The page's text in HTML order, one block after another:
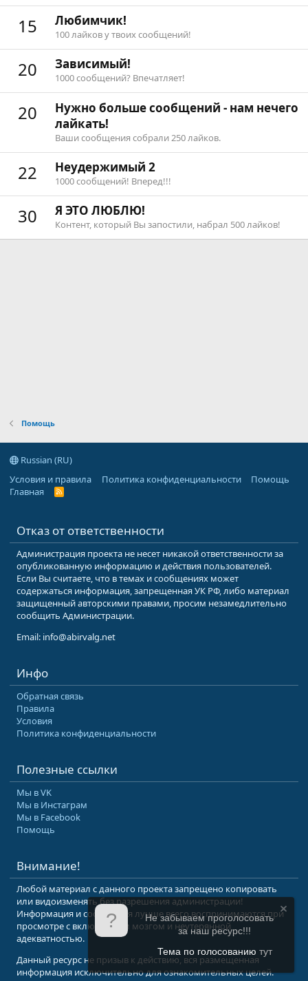
15 Любимчик!
100 лайков у твоих сообщений!
20 Зависимый!
1000 сообщений? Впечатляет!
20
Нужно больше сообщений - нам нечего
лайкать!
Ваши сообщения собрали 250 лайков.
22 Неудержимый 2
1000 сообщений! Вперед!!!
30 Я ЭТО ЛЮБЛЮ!
Контент, который Вы запостили, набрал 500 лайков!
Помощь
Russian (RU)
Условия и правила
Политика конфиденциальности
Помощь
Главная
R
Отказ от ответственности
Администрация проекта не несет никакой ответственности за
опубликованную информацию и действия пользователей.
Если Вы считаете, что в темах и сообщениях может
содержаться информация, запрещенная УК РФ, либо материал
защищенный авторскими правами, просим незамедлительно
сообщить Администрации.
Email: info@abirvalg.net
Инфо
Обратная связь
Правила
Условия
Политика конфиденциальности
Полезные ссылки
Мы в VK
Мы в Инстаграм
Мы в Facebook
Помощь
Внимание!
Любой материал с данного проекта запрещено копировать
или видоизменять без разрешения администрации!
Информация и сообщения лучше всего воспринимаются при
просмотре с включенным мозгом и неутерянной
адекватностью.
Данный ресурс не призыв к действию, вся размещенная
информация исключительно для ознакомительных целей.
Не забываем проголосовать
за наш ресурс!!!
Тема по голосованию тут